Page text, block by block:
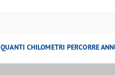
QUANTI CHILOMETRI PERCORRE